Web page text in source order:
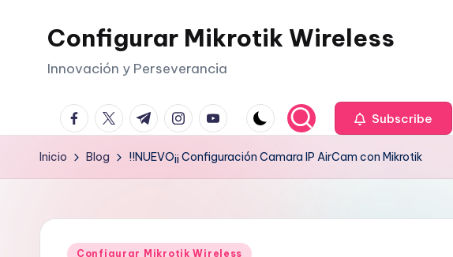
Configurar Mikrotik Wireless
Innovación y Perseverancia
facebook.com
twitter.com
t.me instagram.com
youtube.com Subscribe
Inicio Blog !!NUEVO¡¡ Configuración Camara IP AirCam con Mikrotik
Publicado
Configurar Mikrotik Wireless